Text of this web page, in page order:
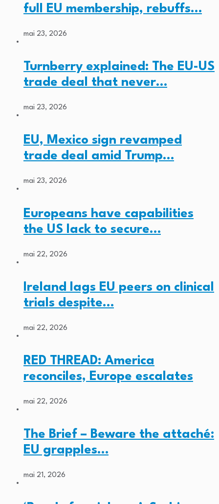
full EU membership, rebuffs…
mai 23, 2026
Turnberry explained: The EU-US
trade deal that never…
mai 23, 2026
EU, Mexico sign revamped
trade deal amid Trump…
mai 23, 2026
Europeans have capabilities
the US lack to secure…
mai 22, 2026
Ireland lags EU peers on clinical
trials despite…
mai 22, 2026
RED THREAD: America
reconciles, Europe escalates
mai 22, 2026
The Brief – Beware the attaché:
EU grapples…
mai 21, 2026